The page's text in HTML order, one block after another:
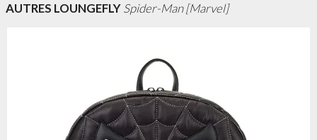
AUTRES LOUNGEFLYSpider-Man [Marvel]